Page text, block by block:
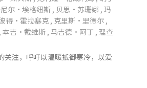
尔·埃格纽斯 , 贝思·苏珊娜 , 玛
得·霍拉塞克, 克里斯·里德尔 ,
, 本吉·戴维斯 , 马吉德·阿丁 , 理查
关注，呼吁以温暖抵御寒冷，以爱